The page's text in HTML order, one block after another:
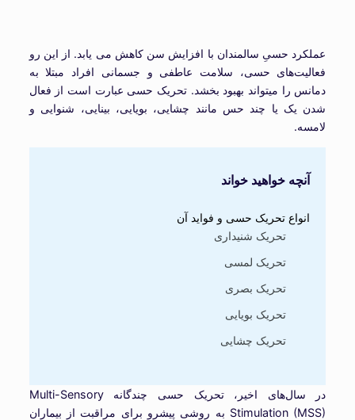
عملکرد حسیِ سالمندان با افزایش سن کاهش می یابد. از این رو
فعالیت‌های حسی، سلامت عاطفی و جسمانی افراد مبتلا به
دمانس را میتواند بهبود بخشد. تحریک حسی عبارت است از فعال
شدن یک یا چند حس مانند چشایی، بویایی، بینایی، شنوایی و
لامسه.
آنچه خواهید خواند
انواع تحریک حسی و فواید آن
تحریک شنیداری
تحریک لمسی
تحریک بصری
تحریک بویایی
تحریک چشایی
در سال‌های اخیر، تحریک حسی چندگانه Multi-Sensory
Stimulation (MSS) به روشی پیشرو برای مراقبت از بیماران